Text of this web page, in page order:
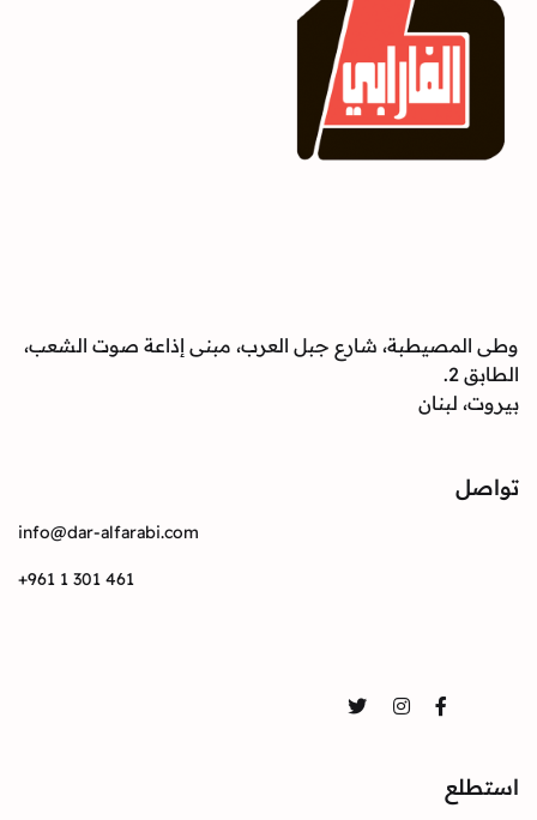
وطى المصيطبة، شارع جبل العرب، مبنى إذاعة صوت الشعب،
الطابق 2.
بيروت، لبنان
تواصل
info@dar-alfarabi.com
+961 1 301 461
Facebook
Instagram
Twitter
استطلع